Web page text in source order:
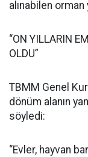
alınabilen orman
“ON YILLARIN
OLDU”
TBMM Genel
dönüm alanın
söyledi:
“Evler, hayvan